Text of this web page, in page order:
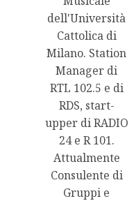
dell'Università
Cattolica di
Milano. Station
Manager di
RTL 102.5 e di
RDS, start-
upper di RADIO
24 e R 101.
Attualmente
Consulente di
Gruppi e